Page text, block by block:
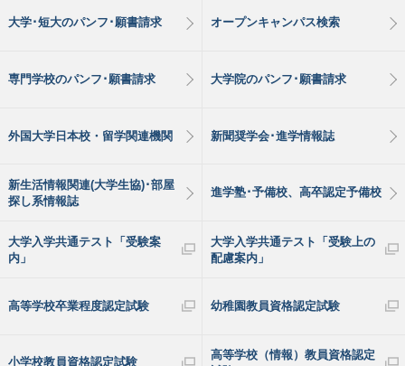
大学･短大のパンフ･願書請求 オープンキャンパス検索
専門学校のパンフ･願書請求 大学院のパンフ･願書請求
外国大学日本校・留学関連機関 新聞奨学会･進学情報誌
新生活情報関連(大学生協)･部屋
探し系情報誌
進学塾･予備校、高卒認定予備校
大学入学共通テスト「受験案
内」
大学入学共通テスト「受験上の
配慮案内」
高等学校卒業程度認定試験 幼稚園教員資格認定試験
小学校教員資格認定試験
高等学校（情報）教員資格認定